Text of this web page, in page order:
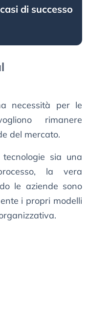
di successo
necessità per le
rimanere
del mercato.
tecnologie sia una
la vera
le aziende sono
i propri modelli